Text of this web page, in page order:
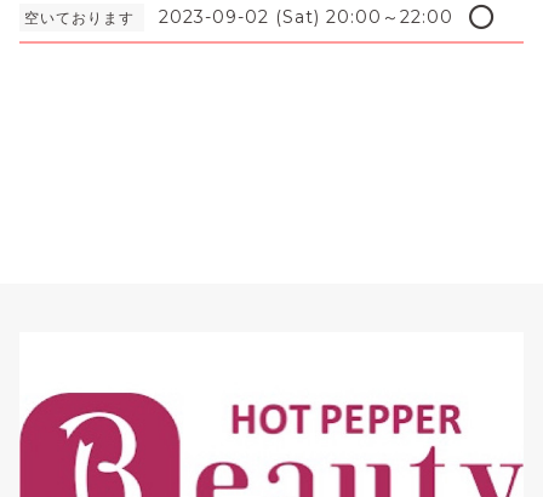
空いております 2023-09-02 (Sat) 20:00～22:00 ⭕️